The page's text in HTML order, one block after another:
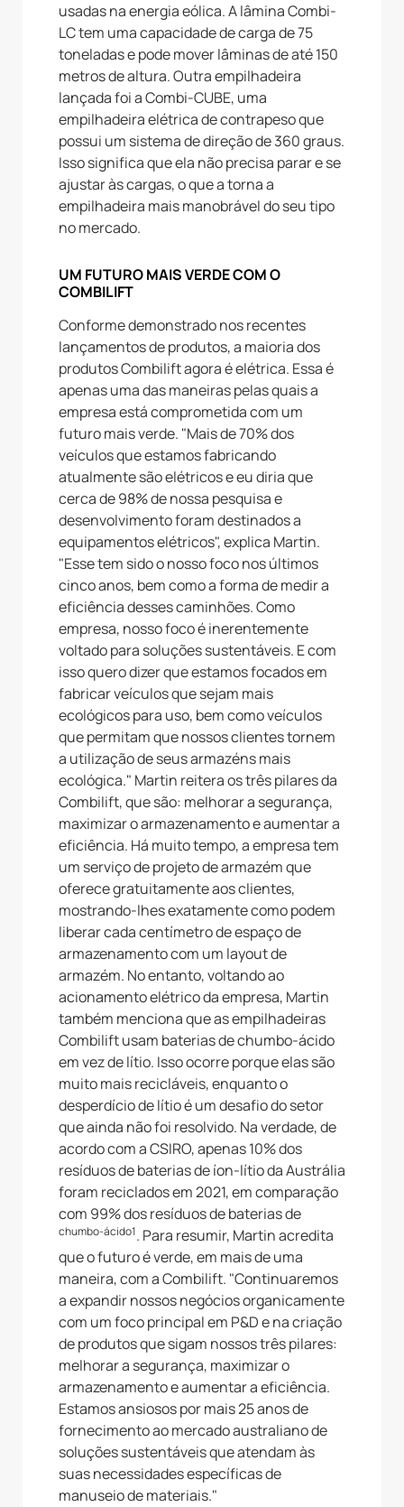
usadas na energia eólica. A lâmina Combi-
LC tem uma capacidade de carga de 75
toneladas e pode mover lâminas de até 150
metros de altura. Outra empilhadeira
lançada foi a Combi-CUBE, uma
empilhadeira elétrica de contrapeso que
possui um sistema de direção de 360 graus.
Isso significa que ela não precisa parar e se
ajustar às cargas, o que a torna a
empilhadeira mais manobrável do seu tipo
no mercado.
UM FUTURO MAIS VERDE COM O
COMBILIFT
Conforme demonstrado nos recentes
lançamentos de produtos, a maioria dos
produtos Combilift agora é elétrica. Essa é
apenas uma das maneiras pelas quais a
empresa está comprometida com um
futuro mais verde. "Mais de 70% dos
veículos que estamos fabricando
atualmente são elétricos e eu diria que
cerca de 98% de nossa pesquisa e
desenvolvimento foram destinados a
equipamentos elétricos", explica Martin.
"Esse tem sido o nosso foco nos últimos
cinco anos, bem como a forma de medir a
eficiência desses caminhões. Como
empresa, nosso foco é inerentemente
voltado para soluções sustentáveis. E com
isso quero dizer que estamos focados em
fabricar veículos que sejam mais
ecológicos para uso, bem como veículos
que permitam que nossos clientes tornem
a utilização de seus armazéns mais
ecológica." Martin reitera os três pilares da
Combilift, que são: melhorar a segurança,
maximizar o armazenamento e aumentar a
eficiência. Há muito tempo, a empresa tem
um serviço de projeto de armazém que
oferece gratuitamente aos clientes,
mostrando-lhes exatamente como podem
liberar cada centímetro de espaço de
armazenamento com um layout de
armazém. No entanto, voltando ao
acionamento elétrico da empresa, Martin
também menciona que as empilhadeiras
Combilift usam baterias de chumbo-ácido
em vez de lítio. Isso ocorre porque elas são
muito mais recicláveis, enquanto o
desperdício de lítio é um desafio do setor
que ainda não foi resolvido. Na verdade, de
acordo com a CSIRO, apenas 10% dos
resíduos de baterias de íon-lítio da Austrália
foram reciclados em 2021, em comparação
com 99% dos resíduos de baterias de
chumbo-ácido1. Para resumir, Martin acredita
que o futuro é verde, em mais de uma
maneira, com a Combilift. "Continuaremos
a expandir nossos negócios organicamente
com um foco principal em P&D e na criação
de produtos que sigam nossos três pilares:
melhorar a segurança, maximizar o
armazenamento e aumentar a eficiência.
Estamos ansiosos por mais 25 anos de
fornecimento ao mercado australiano de
soluções sustentáveis que atendam às
suas necessidades específicas de
manuseio de materiais."